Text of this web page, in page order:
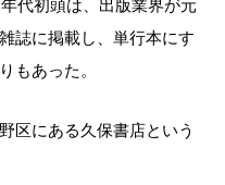
代初頭は、出版業界が元
誌に掲載し、単行本にす
もあった。
区にある久保書店という